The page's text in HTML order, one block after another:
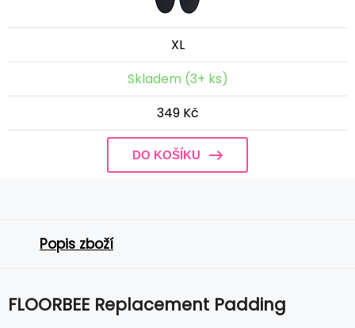
XL
Skladem (3+ ks)
349 Kč
DO KOŠÍKU
Popis zboží
FLOORBEE Replacement Padding